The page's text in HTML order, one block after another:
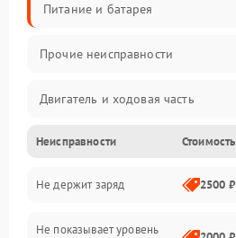
Питание и батарея
Прочие неисправности
Двигатель и ходовая часть
Тормоза и безопасность
Подвеска и колеса
Электроника и управление
Неисправности Стоимость
Не держит заряд 2500 ₽
Не показывает уровень